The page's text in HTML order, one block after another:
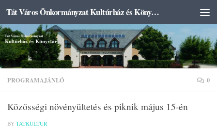
Skip to content Tát Város Önkormányzat Kultúrház és Könyvtár
PROGRAMAJÁNLÓ 0
Közösségi növényültetés és piknik május 15-én
BY TATKULTUR